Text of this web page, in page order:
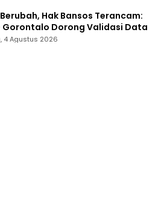
Hak Bansos Terancam:
Gorontalo Dorong Validasi Data
4 Agustus 2026